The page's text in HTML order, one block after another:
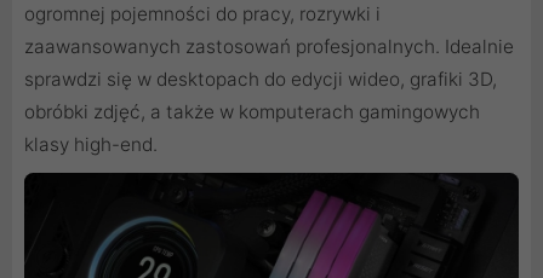
ogromnej pojemności do pracy, rozrywki i
zaawansowanych zastosowań profesjonalnych. Idealnie
sprawdzi się w desktopach do edycji wideo, grafiki 3D,
obróbki zdjęć, a także w komputerach gamingowych
klasy high-end.